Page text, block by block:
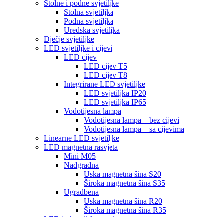
Stolne i podne svjetiljke
Stolna svjetiljka
Podna svjetiljka
Uredska svjetiljka
Dječje svjetiljke
LED svjetiljke i cijevi
LED cijev
LED cijev T5
LED cijev T8
Integrirane LED svjetiljke
LED svjetiljka IP20
LED svjetiljka IP65
Vodotijesna lampa
Vodotijesna lampa – bez cijevi
Vodotijesna lampa – sa cijevima
Linearne LED svjetiljke
LED magnetna rasvjeta
Mini M05
Nadgradna
Uska magnetna šina S20
Široka magnetna šina S35
Ugradbena
Uska magnetna šina R20
Široka magnetna šina R35